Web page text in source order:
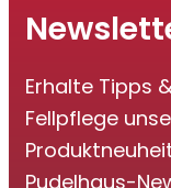
Erhalte Tipps
Fellpflege
Pudelhaus-